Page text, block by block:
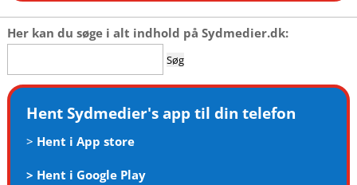
Her kan du søge i alt indhold på Sydmedier.dk:
efter:
Hent Sydmedier's app til din telefon
> Hent i App store
> Hent i Google Play